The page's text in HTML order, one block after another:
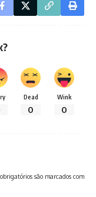
Dead
0
Wink
0
são marcados com